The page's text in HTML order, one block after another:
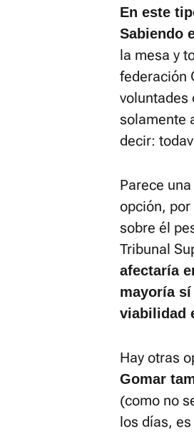
En este
Sabiendo
la mesa y
federación
voluntades
solamente
decir:
Parece
opción,
sobre él
Tribunal
afectaría
mayoría
viabilidad
Hay otras
Gomar
(como no
los días,